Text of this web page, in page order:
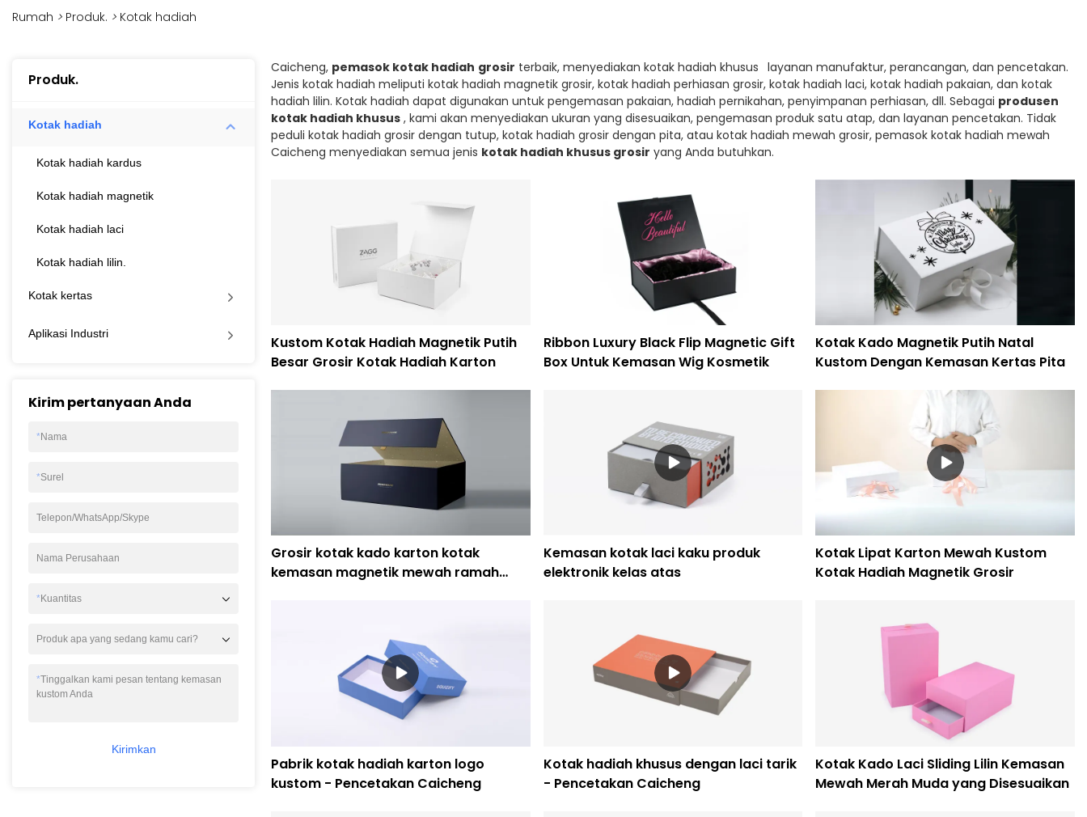
Rumah > Produk. > Kotak hadiah
Produk.
Kotak hadiah
Kotak hadiah kardus
Kotak hadiah magnetik
Kotak hadiah laci
Kotak hadiah lilin.
Kotak kertas
Aplikasi Industri
Kirim pertanyaan Anda
*Nama
*Surel
Telepon/WhatsApp/Skype
Nama Perusahaan
*Kuantitas
Produk apa yang sedang kamu cari?
*Tinggalkan kami pesan tentang kemasan
kustom Anda
Kirimkan
Caicheng, pemasok kotak hadiah grosir terbaik, menyediakan kotak hadiah khusus layanan manufaktur, perancangan, dan pencetakan.
Jenis kotak hadiah meliputi kotak hadiah magnetik grosir, kotak hadiah perhiasan grosir, kotak hadiah laci, kotak hadiah pakaian, dan kotak
hadiah lilin. Kotak hadiah dapat digunakan untuk pengemasan pakaian, hadiah pernikahan, penyimpanan perhiasan, dll. Sebagai produsen
kotak hadiah khusus , kami akan menyediakan ukuran yang disesuaikan, pengemasan produk satu atap, dan layanan pencetakan. Tidak
peduli kotak hadiah grosir dengan tutup, kotak hadiah grosir dengan pita, atau kotak hadiah mewah grosir, pemasok kotak hadiah mewah
Caicheng menyediakan semua jenis kotak hadiah khusus grosir yang Anda butuhkan.
Kustom Kotak Hadiah Magnetik Putih
Besar Grosir Kotak Hadiah Karton
Ribbon Luxury Black Flip Magnetic Gift
Box Untuk Kemasan Wig Kosmetik
Kotak Kado Magnetik Putih Natal
Kustom Dengan Kemasan Kertas Pita
Grosir kotak kado karton kotak
kemasan magnetik mewah ramah
Kemasan kotak laci kaku produk
elektronik kelas atas
Kotak Lipat Karton Mewah Kustom
Kotak Hadiah Magnetik Grosir
Pabrik kotak hadiah karton logo
kustom - Pencetakan Caicheng
Kotak hadiah khusus dengan laci tarik
- Pencetakan Caicheng
Kotak Kado Laci Sliding Lilin Kemasan
Mewah Merah Muda yang Disesuaikan